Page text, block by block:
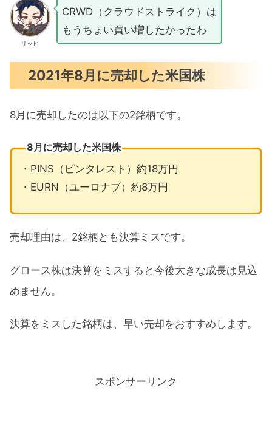
リッヒ
CRWD（クラウドストライク）は
もうちょい買い増したかったわ
2021年8月に売却した米国株
8月に売却したのは以下の2銘柄です。
8月に売却した米国株
・PINS（ピンタレスト）約18万円
・EURN（ユーロナブ）約8万円
売却理由は、2銘柄とも決算ミスです。
グロース株は決算をミスすると今後大きな成長は見込
めません。
決算をミスした銘柄は、早い売却をおすすめします。
スポンサーリンク